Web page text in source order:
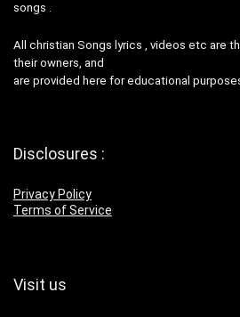
songs .
All christian Songs lyrics , videos etc are
their owners, and
are provided here for educational
Disclosures :
Privacy Policy
Terms of Service
Visit us